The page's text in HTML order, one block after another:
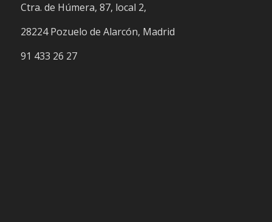
Ctra. de Húmera, 87, local 2,
28224 Pozuelo de Alarcón, Madrid
91 433 26 27